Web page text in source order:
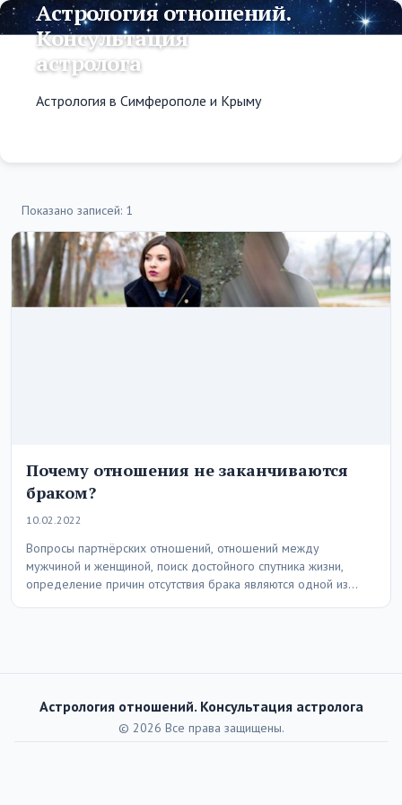
Астрология отношений.
Консультация
астролога
Астрология в Симферополе и Крыму
Показано записей: 1
Почему отношения не заканчиваются
браком?
10.02.2022
Вопросы партнёрских отношений, отношений между
мужчиной и женщиной, поиск достойного спутника жизни,
определение причин отсутствия брака являются одной из
Астрология отношений. Консультация астролога
© 2026 Все права защищены.